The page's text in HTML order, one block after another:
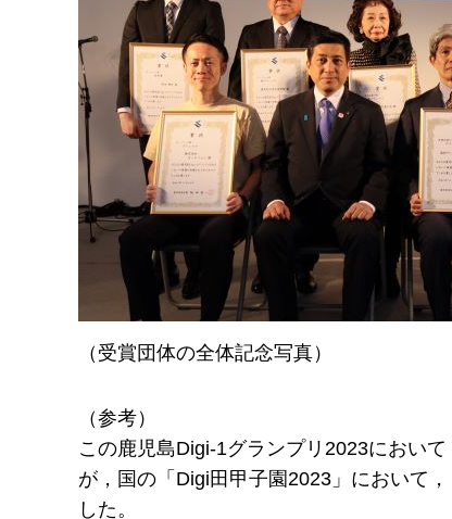
（受賞団体の全体記念写真）
（参考）
この鹿児島Digi-1グランプリ2023におい
が，国の「Digi田甲子園2023」において
した。